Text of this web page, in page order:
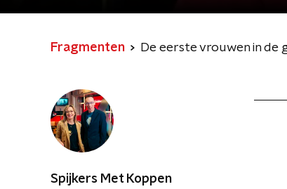
Fragmenten De eerste vrouwen in de
Spijkers Met Koppen